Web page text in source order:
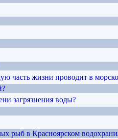
часть жизни проводит в
загрязнения воды?
рыб в Красноярском